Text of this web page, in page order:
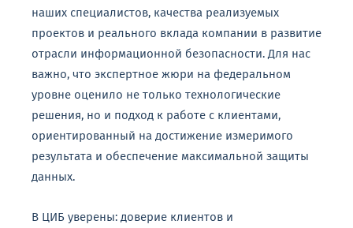
наших специалистов, качества реализуемых
проектов и реального вклада компании в развитие
отрасли информационной безопасности.Для нас
важно,что экспертноежюри на федеральном
уровне оценило нетолько технологические
решения, но и подход к работе с клиентами,
ориентированный надостижение измеримого
результата и обеспечение максимальной защиты
данных.
В ЦИБ уверены:доверие клиентов и